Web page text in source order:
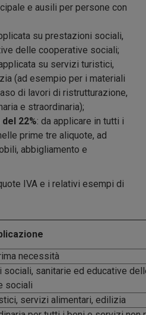
e ausili per persone con
su prestazioni sociali,
delle cooperative sociali;
su servizi turistici,
(ad esempio per i materiali
di lavori di ristrutturazione,
e straordinaria);
22%: da applicare in tutti i
prime tre aliquote, ad
abbigliamento e
IVA e i relativi esempi di
necessità
sociali, sanitarie ed educative
sociali
servizi alimentari, edilizia